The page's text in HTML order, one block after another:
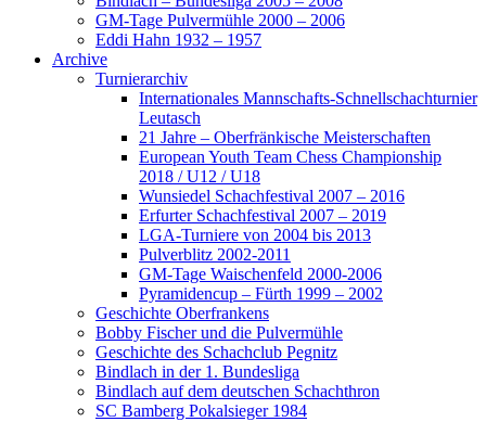
GM-Tage Pulvermühle 2000 – 2006
Eddi Hahn 1932 – 1957
Archive
Turnierarchiv
Internationales Mannschafts-Schnellschachturnier
Leutasch
21 Jahre – Oberfränkische Meisterschaften
European Youth Team Chess Championship
2018 / U12 / U18
Wunsiedel Schachfestival 2007 – 2016
Erfurter Schachfestival 2007 – 2019
LGA-Turniere von 2004 bis 2013
Pulverblitz 2002-2011
GM-Tage Waischenfeld 2000-2006
Pyramidencup – Fürth 1999 – 2002
Geschichte Oberfrankens
Bobby Fischer und die Pulvermühle
Geschichte des Schachclub Pegnitz
Bindlach in der 1. Bundesliga
Bindlach auf dem deutschen Schachthron
SC Bamberg Pokalsieger 1984